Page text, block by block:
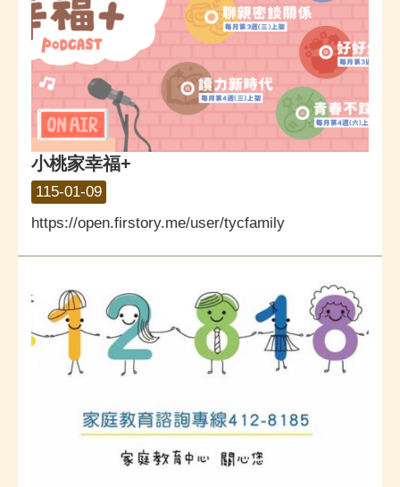
小桃家幸福+
115-01-09
https://open.firstory.me/user/tycfamily